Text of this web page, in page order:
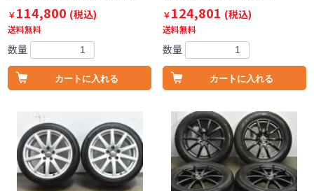
￥114,800 (税込)
送料無料
数量
カートに入れる
￥124,801 (税込)
送料無料
数量
カートに入れる